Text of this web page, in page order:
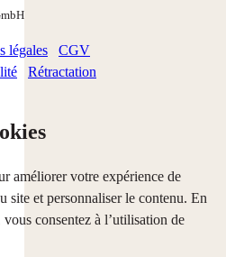
légales
CGV
Rétractation
améliorer votre expérience de
site et personnaliser le contenu. En
consentez à l’utilisation de